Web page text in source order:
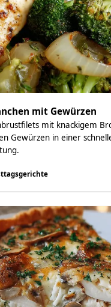
mit Gewürzen
mit knackigem
Gewürzen in einer